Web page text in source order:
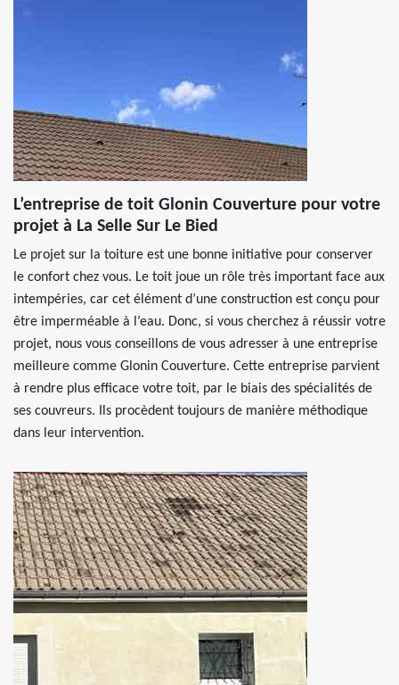
L’entreprise de toit Glonin Couverture pour votre
projet à La Selle Sur Le Bied
Le projet sur la toiture est une bonne initiative pour conserver
le confort chez vous. Le toit joue un rôle très important face aux
intempéries, car cet élément d’une construction est conçu pour
être imperméable à l’eau. Donc, si vous cherchez à réussir votre
projet, nous vous conseillons de vous adresser à une entreprise
meilleure comme Glonin Couverture. Cette entreprise parvient
à rendre plus efficace votre toit, par le biais des spécialités de
ses couvreurs. Ils procèdent toujours de manière méthodique
dans leur intervention.